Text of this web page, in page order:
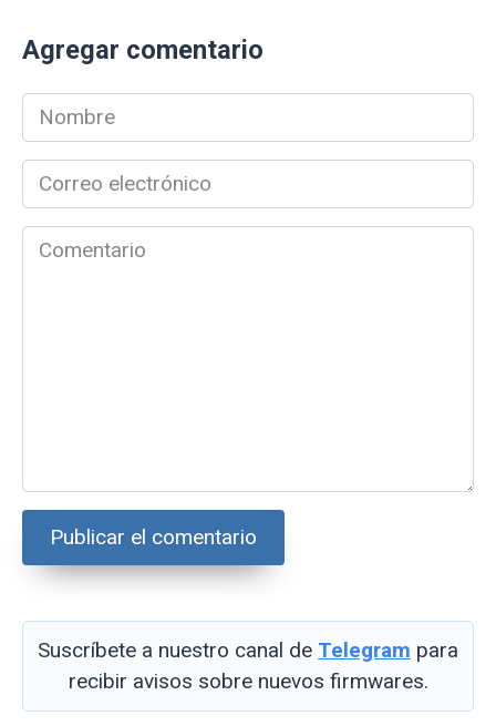
Agregar comentario
Nombre
*
Correo
electrónico
*Comentario
Suscríbete a nuestro canal de Telegram para
recibir avisos sobre nuevos firmwares.